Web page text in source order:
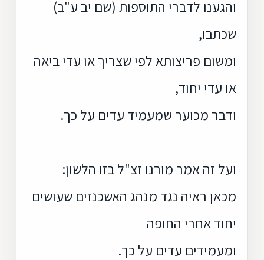
והגענו לדברי התוספות (שם יב ע"ב)
שכתבו,
ומשום פריצותא לפי שצריך או עדי ביאה
או עדי יחוד,
ודבר מכוער שמעמיד עדים על כך.
ועל זה אמר מורנו זצ"ל בזו הלשון:
מכאן ראיה נגד מנהג האשכנזים שעושים
יחוד אחרי החופה
ומעמידים עדים על כך.